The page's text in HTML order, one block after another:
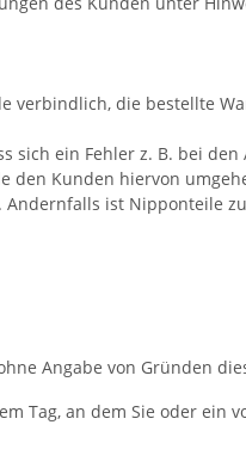
verbindlich, die bestellte
sich ein Fehler z. B. bei
den Kunden hiervon
ist Nipponteile
Angabe von Gründen
Tag, an dem Sie oder